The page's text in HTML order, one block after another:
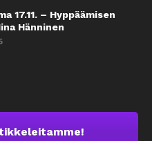
17.11. – Hyppäämisen
Hänninen